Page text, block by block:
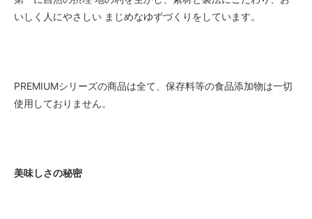
いしく人にやさしい まじめなゆずづくりをしています。
PREMIUMシリーズの商品は全て、保存料等の食品添加物は一切
使用しておりません。
美味しさの秘密